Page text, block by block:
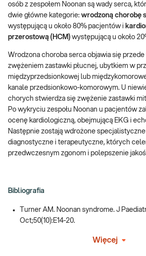
osób z zespołem Noonan są wady serca,
dwie główne kategorie: wrodzoną chorobę
występującą u około 80% pacjentów i
przerostową (HCM) występującą u około
Wrodzona choroba serca objawia się
zwężeniem zastawki płucnej, ubytkiem w
międzyprzedsionkowej lub
kanale przedsionkowo-komorowym. U
chorych stwierdza się zwężenie zastawki
Po wykryciu zespołu Noonan u pacjentów
ocenę kardiologiczną, obejmującą EKG i
Następnie zostają wdrożone
diagnostyczne i terapeutyczne, których
przedwczesnym zgonom i polepszenie
Bibliografia
Turner AM. Noonan syndrome. J
Oct;50(10):E14-20.
Więcej